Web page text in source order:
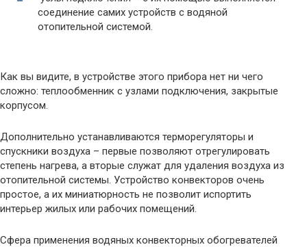
соединение самих устройств с водяной
отопительной системой.
Как вы видите, в устройстве этого прибора нет ни чего
сложно: теплообменник с узлами подключения, закрытые
корпусом.
Дополнительно устанавливаются терморегуляторы и
спускники воздуха – первые позволяют отрегулировать
степень нагрева, а вторые служат для удаления воздуха из
отопительной системы. Устройство конвекторов очень
простое, а их миниатюрность не позволит испортить
интерьер жилых или рабочих помещений.
Сфера применения водяных конвекторных обогревателей